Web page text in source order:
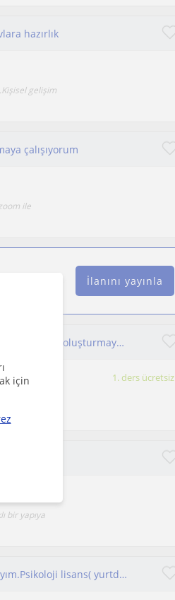
için
hazırlık
gelişim
çalışıyorum
ile
İlanını yayınla
İlkokul öğrencilerine yönelik koçluk,ödev takibi ve farkındalık oluşturmaya yönelik profosyonel çalışma.
1. ders ücretsiz
bir yapıya
İstanbul'da Çocuk ve yetişkin koçluğu yapmaktayım.Psikoloji lisans( yurtdışı) mezunuyum.3 senedir danışmanlık maceram devam ediyor